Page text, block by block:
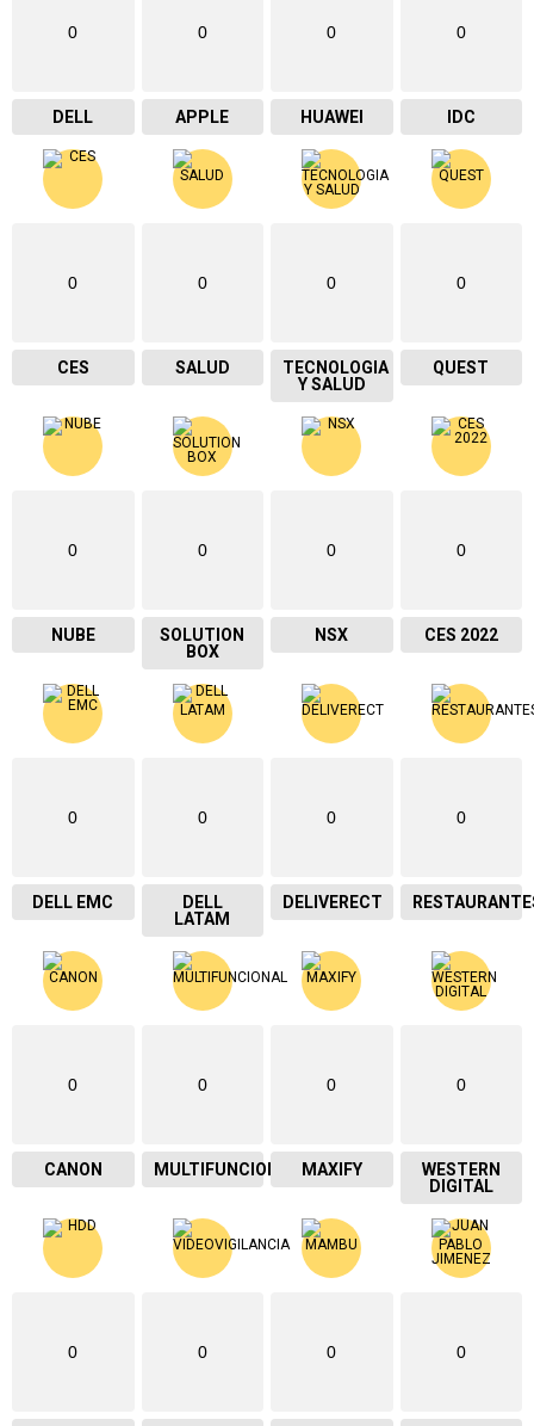
0
DELL
0
APPLE
0
HUAWEI
0
IDC
0
CES
0
SALUD
0
TECNOLOGIA
Y SALUD
0
QUEST
0
NUBE
0
SOLUTION
BOX
0
NSX
0
CES 2022
0
DELL EMC
0
DELL
LATAM
0
DELIVERECT
0
0
CANON
0
MULTIFUNCIONAL
0
MAXIFY
0
WESTERN
DIGITAL
0 0 0 0